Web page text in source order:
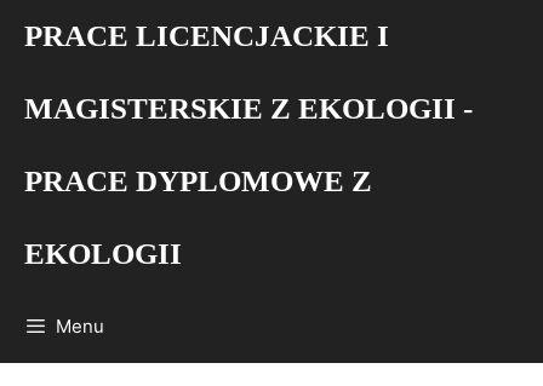
PRACE LICENCJACKIE I
MAGISTERSKIE Z EKOLOGII -
PRACE DYPLOMOWE Z
EKOLOGII
Menu